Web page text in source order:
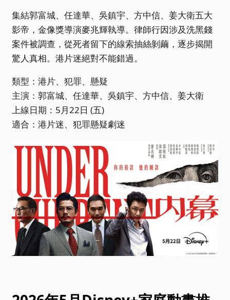
集結郭富城、任達華、吳鎮宇、方中信、姜大衛五大
影帝，金像獎導演麥兆輝執導。律師行因涉及洗黑錢
案件被調查，從死者留下的線索抽絲剝繭，逐步揭開
驚人真相。港片迷絕對不能錯過。
類型：港片、犯罪、懸疑
主演：郭富城、任達華、吳鎮宇、方中信、姜大衛
上線日期：5月22日 (五)
適合：港片迷、犯罪懸疑劇迷